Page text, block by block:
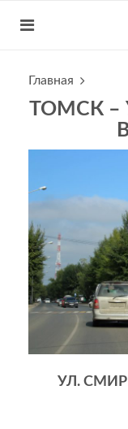
Главная
ТОМСК –
УЛ.